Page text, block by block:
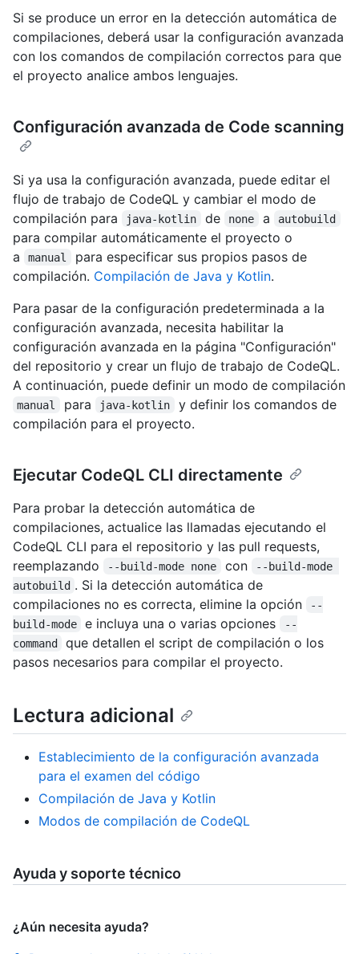
Si se produce un error en la detección automática de
compilaciones, deberá usar la configuración avanzada
con los comandos de compilación correctos para que
el proyecto analice ambos lenguajes.
Configuración avanzada de Code scanning
Si ya usa la configuración avanzada, puede editar el
flujo de trabajo de CodeQL y cambiar el modo de
compilación para
java-kotlin de none a autobuild
para compilar automáticamente el proyecto o
a
manual
para especificar sus propios pasos de
compilación. Compilación de Java y Kotlin.
Para pasar de la configuración predeterminada a la
configuración avanzada, necesita habilitar la
configuración avanzada en la página "Configuración"
del repositorio y crear un flujo de trabajo de CodeQL.
A continuación, puede definir un modo de compilación
manual para java-kotlin
y definir los comandos de
compilación para el proyecto.
Ejecutar CodeQL CLI directamente
Para probar la detección automática de
compilaciones, actualice las llamadas ejecutando el
CodeQL CLI para el repositorio y las pull requests,
reemplazando
--build-mode none con
--build-mode
autobuild . Si la detección automática de
compilaciones no es correcta, elimine la opción
--
build-mode
e incluya una o varias opciones
--
command
que detallen el script de compilación o los
pasos necesarios para compilar el proyecto.
Lectura adicional
Establecimiento de la configuración avanzada
para el examen del código
Compilación de Java y Kotlin
Modos de compilación de CodeQL
Ayuda y soporte técnico
¿Aún necesita ayuda?